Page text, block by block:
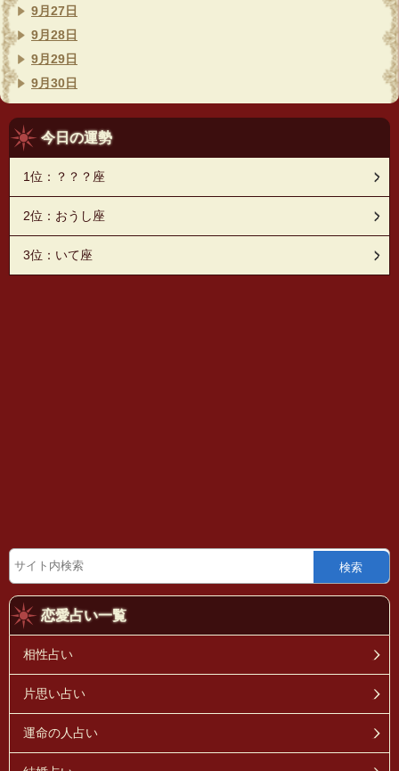
9月27日
9月28日
9月29日
9月30日
今日の運勢
1位：？？？座
2位：おうし座
3位：いて座
検索
恋愛占い一覧
相性占い
片思い占い
運命の人占い